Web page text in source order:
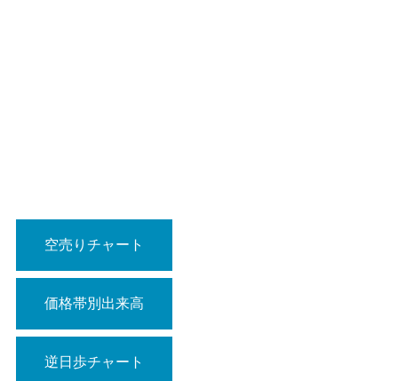
空売りチャート
価格帯別出来高
逆日歩チャート